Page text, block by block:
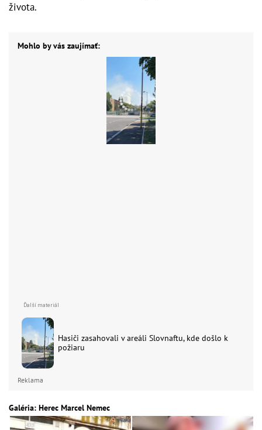
života.
Mohlo by vás zaujímať:
Hasiči zasahovali v areáli Slovnaftu, kde došlo k
požiaru
Reklama
Galéria: Herec Marcel Nemec